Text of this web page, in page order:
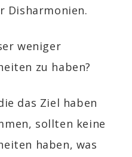
Disharmonien.
weniger
zu haben?
das Ziel haben
sollten keine
haben, was